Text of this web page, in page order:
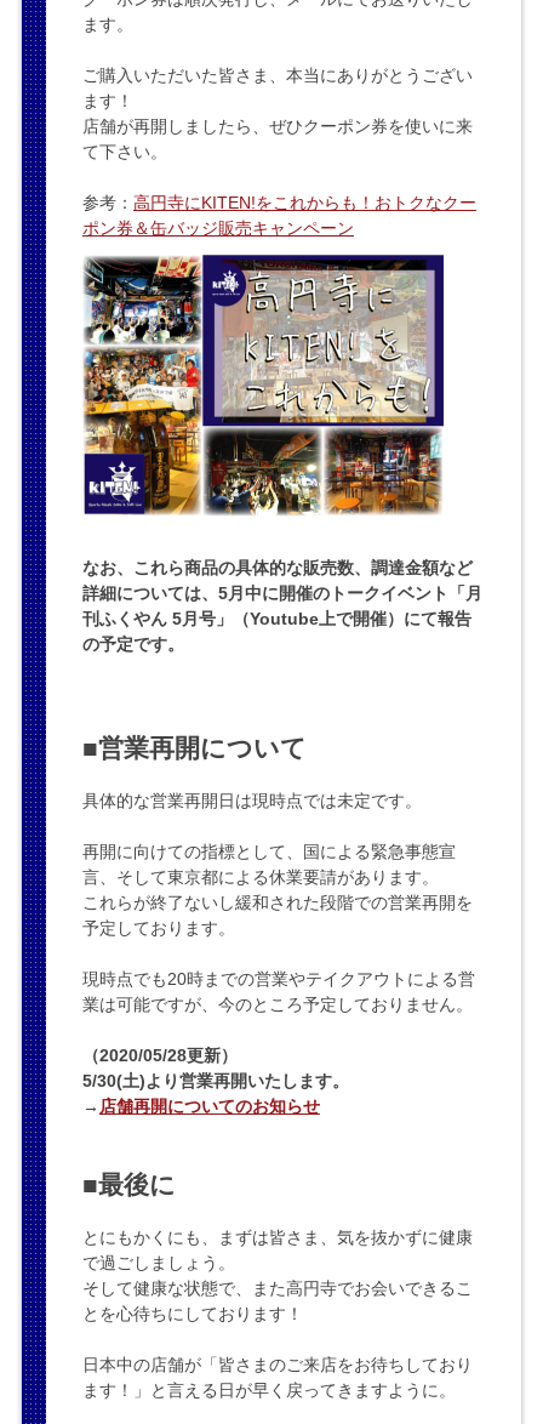
ます。
ご購入いただいた皆さま、本当にありがとうござい
ます！
店舗が再開しましたら、ぜひクーポン券を使いに来
て下さい。
参考： 高円寺にKITEN!をこれからも！おトクなクー
ポン券＆缶バッジ販売キャンペーン
なお、これら商品の具体的な販売数、調達金額など
詳細については、5月中に開催のトークイベント「月
刊ふくやん 5月号」（Youtube上で開催）にて報告
の予定です。
■営業再開について
具体的な営業再開日は現時点では未定です。
再開に向けての指標として、国による緊急事態宣
言、そして東京都による休業要請があります。
これらが終了ないし緩和された段階での営業再開を
予定しております。
現時点でも20時までの営業やテイクアウトによる営
業は可能ですが、今のところ予定しておりません。
（2020/05/28更新）
5/30(土)より営業再開いたします。
→ 店舗再開についてのお知らせ
■最後に
とにもかくにも、まずは皆さま、気を抜かずに健康
で過ごしましょう。
そして健康な状態で、また高円寺でお会いできるこ
とを心待ちにしております！
日本中の店舗が「皆さまのご来店をお待ちしており
ます！」と言える日が早く戻ってきますように。